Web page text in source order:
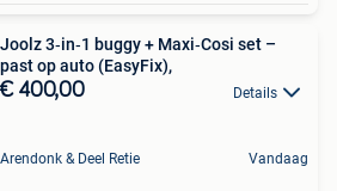
Joolz 3‑in‑1 buggy + Maxi‑Cosi set –
past op auto (EasyFix),
€ 400,00 Details
Arendonk & Deel Retie Vandaag